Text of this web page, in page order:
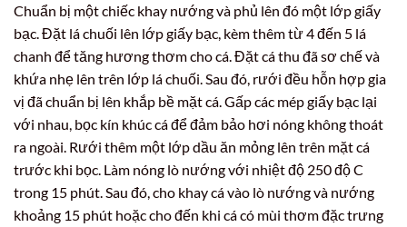
Chuẩn bị một chiếc khay nướng và phủ lên đó một lớp giấy
bạc. Đặt lá chuối lên lớp giấy bạc, kèm thêm từ 4 đến 5 lá
chanh để tăng hương thơm cho cá. Đặt cá thu đã sơ chế và
khứa nhẹ lên trên lớp lá chuối. Sau đó, rưới đều hỗn hợp gia
vị đã chuẩn bị lên khắp bề mặt cá. Gấp các mép giấy bạc lại
với nhau, bọc kín khúc cá để đảm bảo hơi nóng không thoát
ra ngoài. Rưới thêm một lớp dầu ăn mỏng lên trên mặt cá
trước khi bọc. Làm nóng lò nướng với nhiệt độ 250 độ C
trong 15 phút. Sau đó, cho khay cá vào lò nướng và nướng
khoảng 15 phút hoặc cho đến khi cá có mùi thơm đặc trưng